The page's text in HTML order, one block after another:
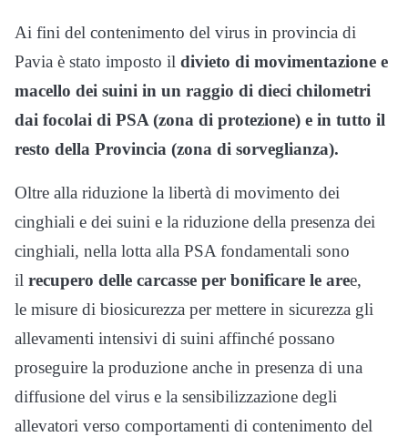
Ai fini del contenimento del virus in provincia di
Pavia è stato imposto il divieto di movimentazione e
macello dei suini in un raggio di dieci chilometri
dai focolai di PSA (zona di protezione) e in tutto il
resto della Provincia (zona di sorveglianza).
Oltre alla riduzione la libertà di movimento dei
cinghiali e dei suini e la riduzione della presenza dei
cinghiali, nella lotta alla PSA fondamentali sono
il recupero delle carcasse per bonificare le aree,
le misure di biosicurezza per mettere in sicurezza gli
allevamenti intensivi di suini affinché possano
proseguire la produzione anche in presenza di una
diffusione del virus e la sensibilizzazione degli
allevatori verso comportamenti di contenimento del